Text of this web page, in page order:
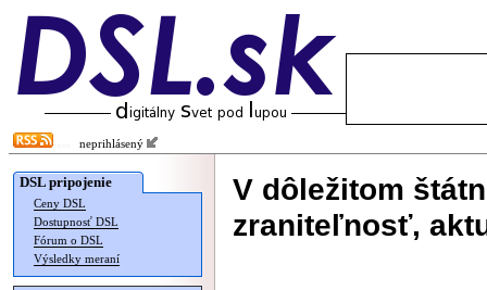
neprihlásený
DSL pripojenie
Ceny DSL
Dostupnosť DSL
Fórum o DSL
Výsledky meraní
V dôležitom
zraniteľnosť,